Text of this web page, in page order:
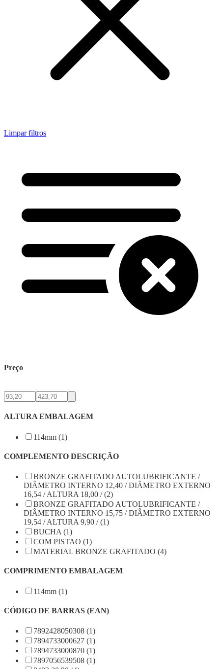
Limpar filtros
Preço
ALTURA EMBALAGEM
114mm (1)
COMPLEMENTO DESCRIÇÃO
BRONZE GRAFITADO AUTOLUBRIFICANTE /
DIÂMETRO INTERNO 12,40 / DIÂMETRO EXTERNO
16,54 / ALTURA 18,00 / (2)
BRONZE GRAFITADO AUTOLUBRIFICANTE /
DIÂMETRO INTERNO 15,75 / DIÂMETRO EXTERNO
19,54 / ALTURA 9,90 / (1)
BUCHA (1)
COM PISTAO (1)
MATERIAL BRONZE GRAFITADO (4)
COMPRIMENTO EMBALAGEM
114mm (1)
CÓDIGO DE BARRAS (EAN)
7892428050308 (1)
7894733000627 (1)
7894733000870 (1)
7897056539508 (1)